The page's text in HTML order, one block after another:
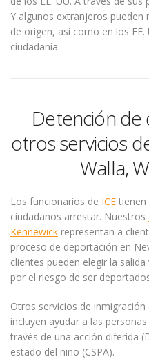
Y algunos extranjeros pueden
de origen, así como en los
ciudadanía.
Detención
otros servicios
Walla,
Los funcionarios de ICE tienen
ciudadanos arrestar. Nuestros
Kennewick representan a
proceso de deportación en
clientes pueden elegir la
por el riesgo de ser
Otros servicios de
incluyen ayudar a las
través de una acción diferida
estado del niño (CSPA).